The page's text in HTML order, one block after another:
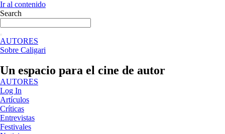
Ir al contenido
Search
AUTORES
Sobre Caligari
Un espacio para el cine de autor
AUTORES
Log In
Artículos
Críticas
Entrevistas
Festivales